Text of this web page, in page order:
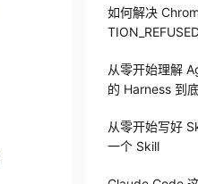
如何解决
从零开始理解
的 Harness 到
从零开始写好
一个 Skill